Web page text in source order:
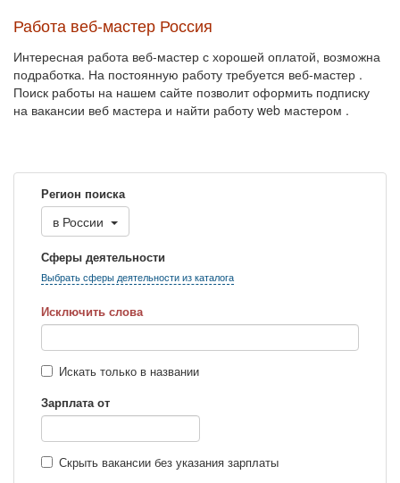
Работа веб-мастер Россия
Интересная работа веб-мастер с хорошей оплатой, возможна
подработка. На постоянную работу требуется веб-мастер .
Поиск работы на нашем сайте позволит оформить подписку
на вакансии веб мастера и найти работу web мастером .
Регион поиска
в России
Сферы деятельности
Выбрать сферы деятельности из каталога
Исключить слова
Искать только в названии
Зарплата от
Скрыть вакансии без указания зарплаты